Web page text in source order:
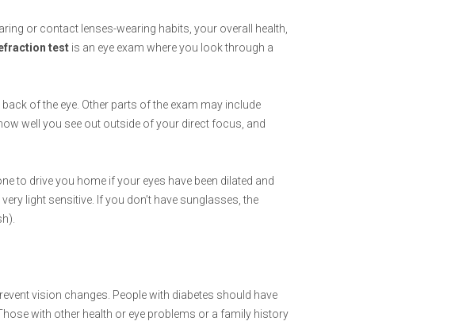
or contact lenses-wearing habits, your overall health,
test is an eye exam where you look through a
of the eye. Other parts of the exam may include
well you see out outside of your direct focus, and
to drive you home if your eyes have been dilated and
light sensitive. If you don’t have sunglasses, the
vision changes. People with diabetes should have
with other health or eye problems or a family history